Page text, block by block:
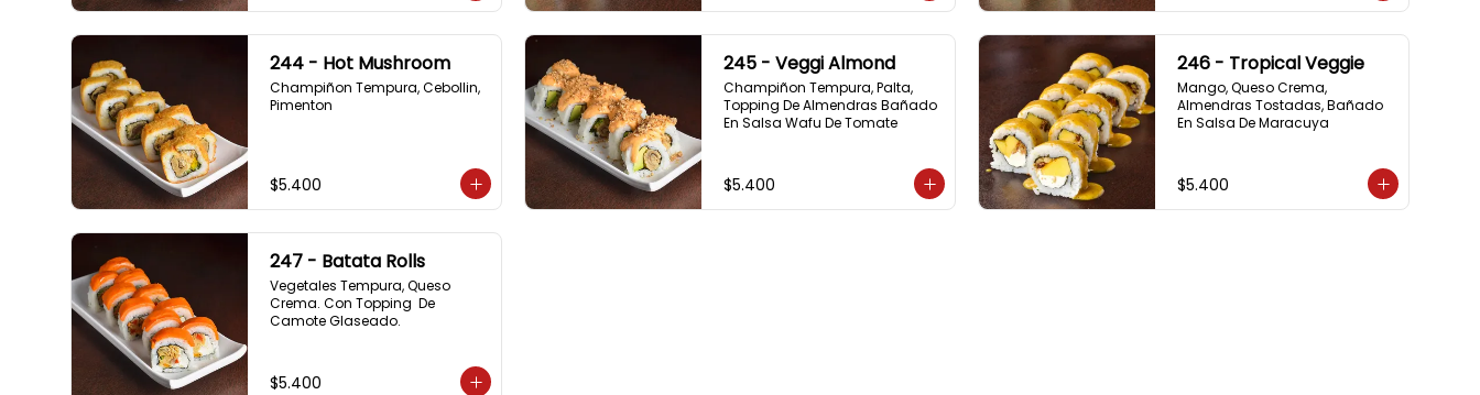
244 - Hot Mushroom
Champiñon Tempura, Cebollin,
Pimenton
$5.400
245 - Veggi Almond
Champiñon Tempura, Palta,
Topping De Almendras Bañado
En Salsa Wafu De Tomate
$5.400
246 - Tropical Veggie
Mango, Queso Crema,
Almendras Tostadas, Bañado
En Salsa De Maracuya
$5.400
247 - Batata Rolls
Vegetales Tempura, Queso
Crema. Con Topping  De
Camote Glaseado.
$5.400